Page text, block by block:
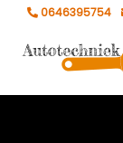
0646395754